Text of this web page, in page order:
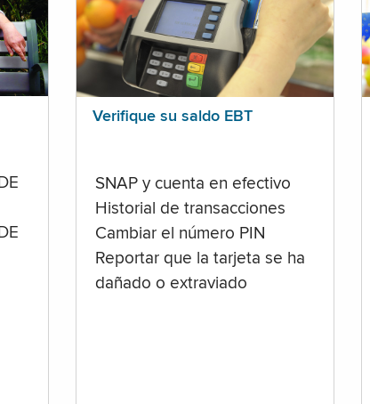
Verifique su saldo EBT
SNAP y cuenta en efectivo
Historial de transacciones
Cambiar el número PIN
Reportar que la tarjeta se ha
dañado o extraviado